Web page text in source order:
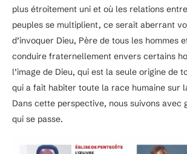
plus étroitement uni et où les relations
peuples se multiplient, ce serait aberrant
d’invoquer Dieu, Père de tous les hommes
conduire fraternellement envers certains
l’image de Dieu, qui est la seule origine de
qui a fait habiter toute la race humaine sur
Dans cette perspective, nous suivons avec
qui se passe.